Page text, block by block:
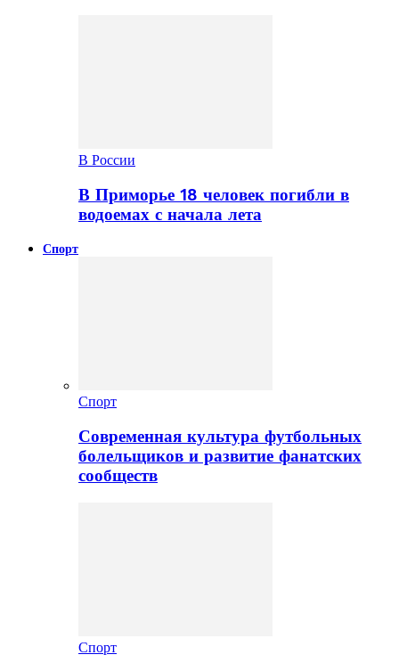
В России
В Приморье 18 человек погибли в
водоемах с начала лета
Спорт
Спорт
Современная культура футбольных
болельщиков и развитие фанатских
сообществ
Спорт